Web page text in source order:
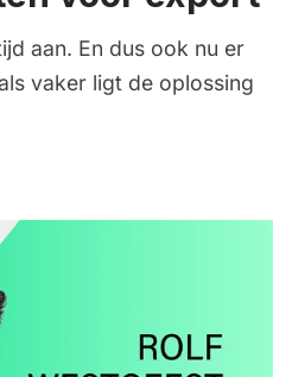
aan. En dus ook nu er
vaker ligt de oplossing